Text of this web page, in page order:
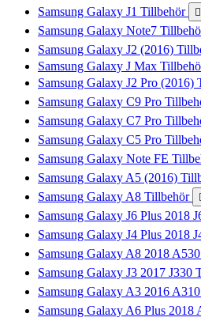
Samsung Galaxy J1 Tillbehör 
Samsung Galaxy Note7
Samsung Galaxy J2 (2016)
Samsung Galaxy J Max
Samsung Galaxy J2 Pro (2016)
Samsung Galaxy C9 Pro
Samsung Galaxy C7 Pro
Samsung Galaxy C5 Pro
Samsung Galaxy Note FE
Samsung Galaxy A5 (2016)
Samsung Galaxy A8 Tillbehör
Samsung Galaxy J6 Plus 2018
Samsung Galaxy J4 Plus 2018
Samsung Galaxy A8 2018
Samsung Galaxy J3 2017 J330
Samsung Galaxy A3 2016
Samsung Galaxy A6 Plus 2018